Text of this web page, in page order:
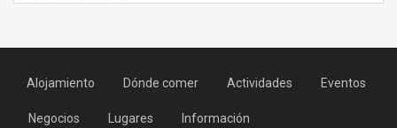
Alojamiento Dónde comer Actividades Eventos
Negocios Lugares Información